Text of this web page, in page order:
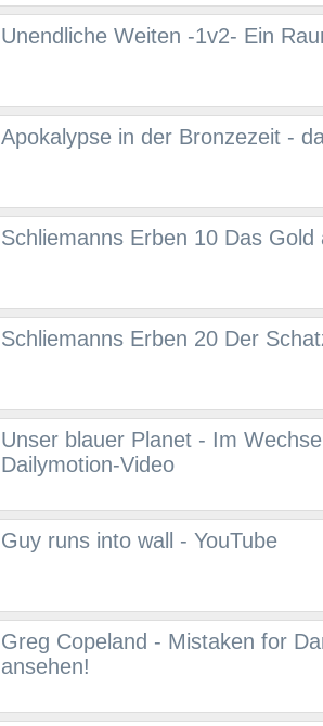
Unendliche Weiten -1v2- Ein
Apokalypse in der Bronzezeit -
Schliemanns Erben 10 Das
Schliemanns Erben 20 Der
Unser blauer Planet - Im
Dailymotion-Video
Guy runs into wall - YouTube
Greg Copeland - Mistaken for
ansehen!